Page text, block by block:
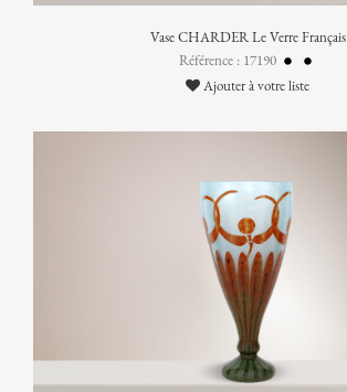
Vase CHARDER Le Verre Français
Référence : 17190
Ajouter à votre liste